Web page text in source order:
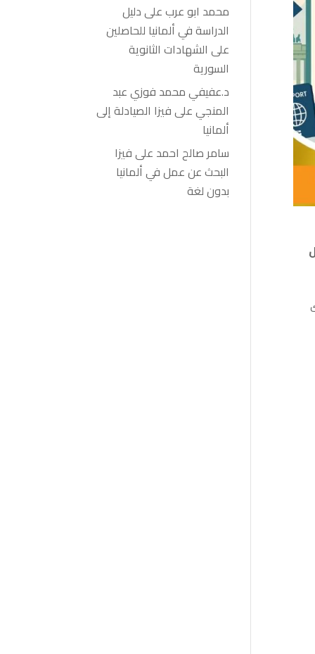
محمد ابو عربعلىدليل
الدراسة في ألمانيا للحاصلين
على الشهادات الثانوية
السورية
د.عفيفي محمد فوزي عبد
المنجيعلىفيزا الصيادلة إلى
ألمانيا
سامر صالح احمد علىفيزا
البحث عن عمل في ألمانيا
بدون لغة